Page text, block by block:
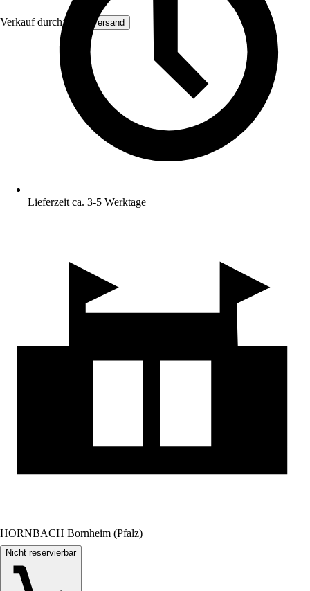
Verkauf durch: Malerversand
Lieferzeit ca. 3-5 Werktage
HORNBACH Bornheim (Pfalz)
Nicht reservierbar